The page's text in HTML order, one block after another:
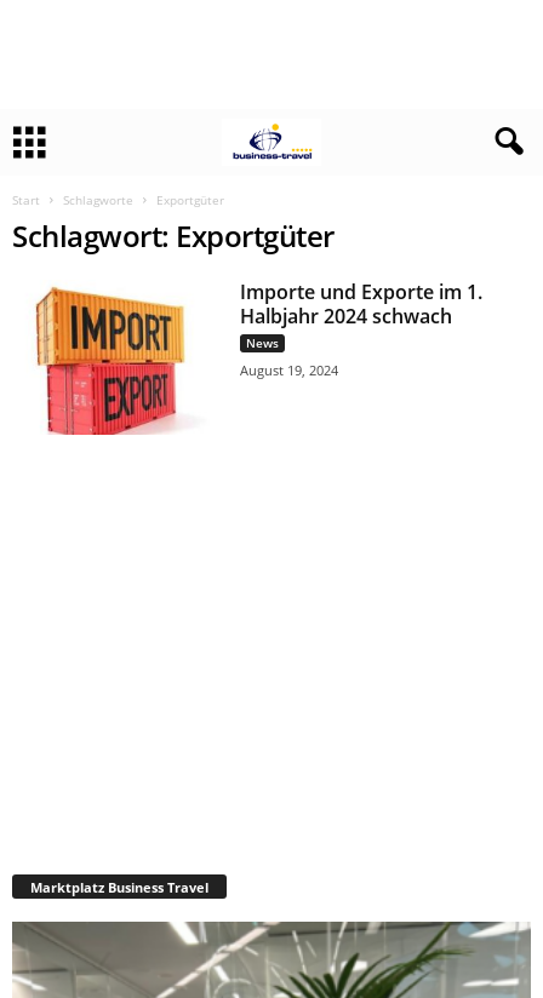
Start Schlagworte Exportgüter
Schlagwort: Exportgüter
Importe und Exporte im 1.
Halbjahr 2024 schwach
News
August 19, 2024
Marktplatz Business Travel